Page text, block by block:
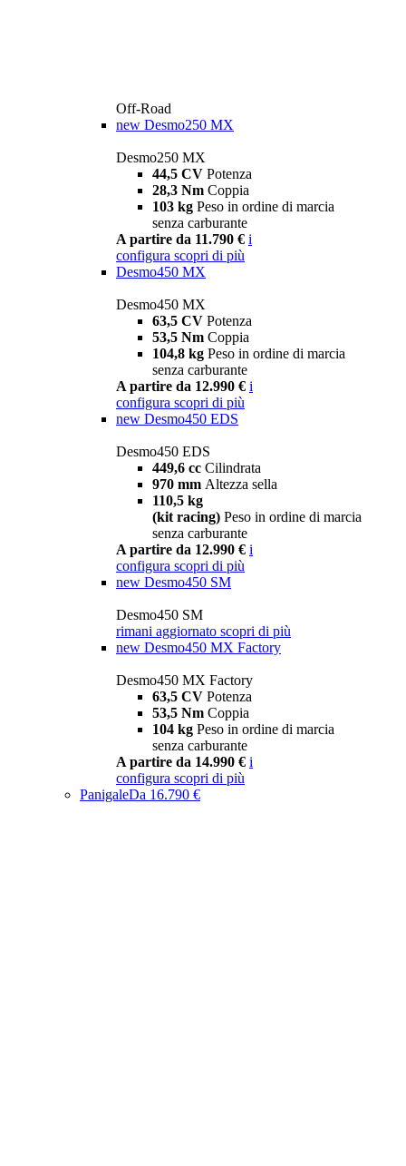
Off-Road
new Desmo250 MX
Desmo250 MX
44,5 CV Potenza
28,3 Nm Coppia
103 kg Peso in ordine di marcia
senza carburante
A partire da 11.790 € i
configura scopri di più
Desmo450 MX
Desmo450 MX
63,5 CV Potenza
53,5 Nm Coppia
104,8 kg Peso in ordine di marcia
senza carburante
A partire da 12.990 € i
configura scopri di più
new Desmo450 EDS
Desmo450 EDS
449,6 cc Cilindrata
970 mm Altezza sella
110,5 kg
(kit racing) Peso in ordine di marcia
senza carburante
A partire da 12.990 € i
configura scopri di più
new Desmo450 SM
Desmo450 SM
rimani aggiornato scopri di più
new Desmo450 MX Factory
Desmo450 MX Factory
63,5 CV Potenza
53,5 Nm Coppia
104 kg Peso in ordine di marcia
senza carburante
A partire da 14.990 € i
configura scopri di più
PanigaleDa 16.790 €